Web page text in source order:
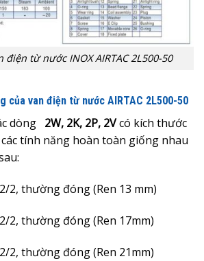
điện từ nước INOX AIRTAC 2L500-50
của van điện từ nước AIRTAC 2L500-50
dòng 2W, 2K, 2P, 2Vcó kích thước
tính năng hoàn toàn giống nhau
2, thường đóng (Ren 13 mm)
2, thường đóng (Ren 17mm)
2, thường đóng (Ren 21mm)